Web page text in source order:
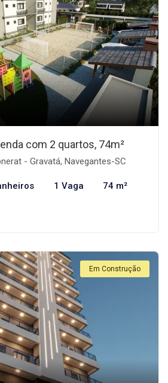
com 2 quartos, 74m²
- Gravatá, Navegantes-SC
1 Vaga 74 m²
Em Construção